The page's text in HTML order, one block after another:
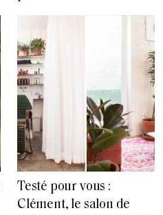
Testé pour vous :
Clément, le salon de